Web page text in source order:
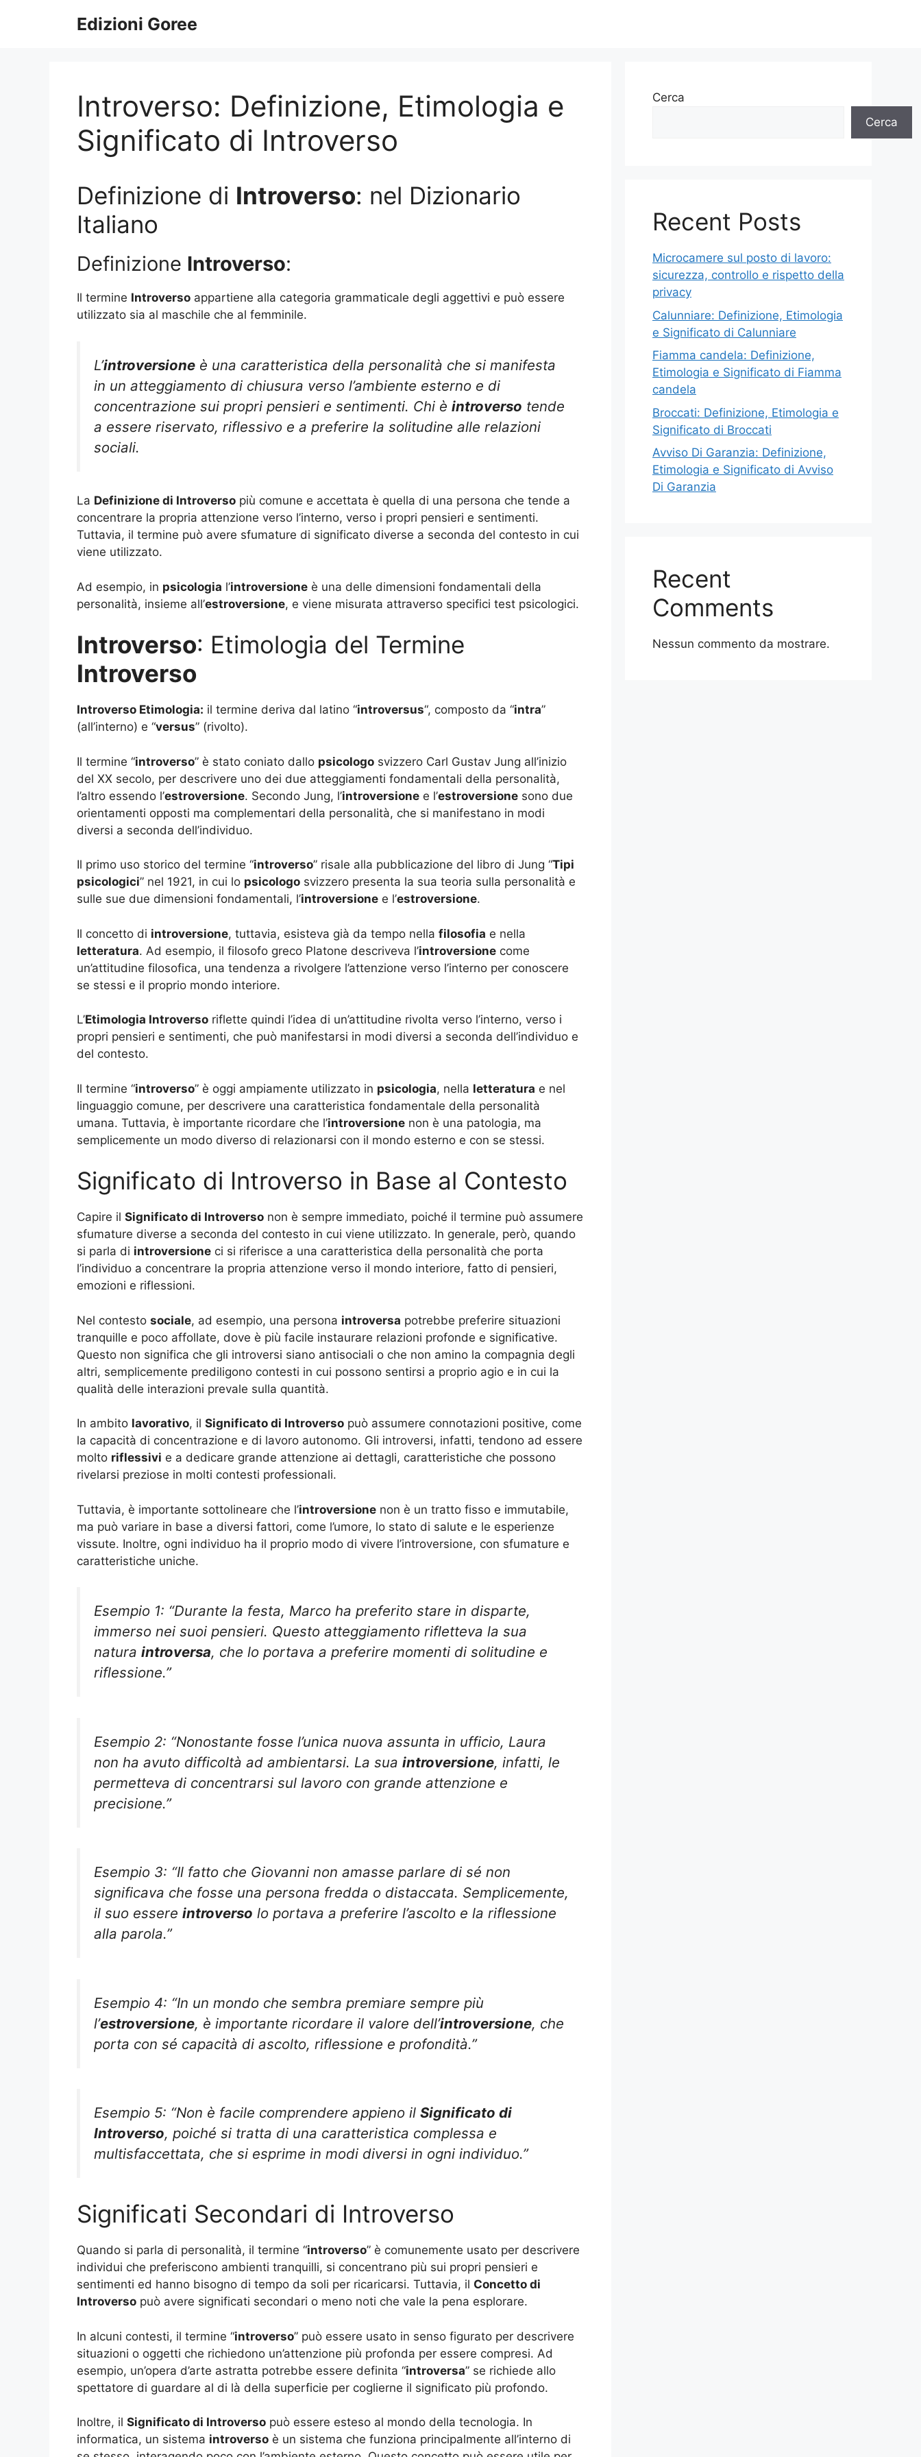
Edizioni Goree
Introverso: Definizione, Etimologia e
Significato di Introverso
Definizione di Introverso: nel Dizionario
Italiano
Definizione Introverso:
Il termine Introverso appartiene alla categoria grammaticale degli aggettivi e può essere
utilizzato sia al maschile che al femminile.
L’introversione è una caratteristica della personalità che si manifesta
in un atteggiamento di chiusura verso l’ambiente esterno e di
concentrazione sui propri pensieri e sentimenti. Chi è introverso tende
a essere riservato, riflessivo e a preferire la solitudine alle relazioni
sociali.
La Definizione di Introverso più comune e accettata è quella di una persona che tende a
concentrare la propria attenzione verso l’interno, verso i propri pensieri e sentimenti.
Tuttavia, il termine può avere sfumature di significato diverse a seconda del contesto in cui
viene utilizzato.
Ad esempio, in psicologia l’introversione è una delle dimensioni fondamentali della
personalità, insieme all’estroversione, e viene misurata attraverso specifici test psicologici.
Introverso: Etimologia del Termine
Introverso
Introverso Etimologia: il termine deriva dal latino “introversus“, composto da “intra”
(all’interno) e “versus” (rivolto).
Il termine “introverso” è stato coniato dallo psicologo svizzero Carl Gustav Jung all’inizio
del XX secolo, per descrivere uno dei due atteggiamenti fondamentali della personalità,
l’altro essendo l’estroversione. Secondo Jung, l’introversione e l’estroversione sono due
orientamenti opposti ma complementari della personalità, che si manifestano in modi
diversi a seconda dell’individuo.
Il primo uso storico del termine “introverso” risale alla pubblicazione del libro di Jung “Tipi
psicologici” nel 1921, in cui lo psicologo svizzero presenta la sua teoria sulla personalità e
sulle sue due dimensioni fondamentali, l’introversione e l’estroversione.
Il concetto di introversione, tuttavia, esisteva già da tempo nella filosofia e nella
letteratura. Ad esempio, il filosofo greco Platone descriveva l’introversione come
un’attitudine filosofica, una tendenza a rivolgere l’attenzione verso l’interno per conoscere
se stessi e il proprio mondo interiore.
L’Etimologia Introverso riflette quindi l’idea di un’attitudine rivolta verso l’interno, verso i
propri pensieri e sentimenti, che può manifestarsi in modi diversi a seconda dell’individuo e
del contesto.
Il termine “introverso” è oggi ampiamente utilizzato in psicologia, nella letteratura e nel
linguaggio comune, per descrivere una caratteristica fondamentale della personalità
umana. Tuttavia, è importante ricordare che l’introversione non è una patologia, ma
semplicemente un modo diverso di relazionarsi con il mondo esterno e con se stessi.
Significato di Introverso in Base al Contesto
Capire il Significato di Introverso non è sempre immediato, poiché il termine può assumere
sfumature diverse a seconda del contesto in cui viene utilizzato. In generale, però, quando
si parla di introversione ci si riferisce a una caratteristica della personalità che porta
l’individuo a concentrare la propria attenzione verso il mondo interiore, fatto di pensieri,
emozioni e riflessioni.
Nel contesto sociale, ad esempio, una persona introversa potrebbe preferire situazioni
tranquille e poco affollate, dove è più facile instaurare relazioni profonde e significative.
Questo non significa che gli introversi siano antisociali o che non amino la compagnia degli
altri, semplicemente prediligono contesti in cui possono sentirsi a proprio agio e in cui la
qualità delle interazioni prevale sulla quantità.
In ambito lavorativo, il Significato di Introverso può assumere connotazioni positive, come
la capacità di concentrazione e di lavoro autonomo. Gli introversi, infatti, tendono ad essere
molto riflessivi e a dedicare grande attenzione ai dettagli, caratteristiche che possono
rivelarsi preziose in molti contesti professionali.
Tuttavia, è importante sottolineare che l’introversione non è un tratto fisso e immutabile,
ma può variare in base a diversi fattori, come l’umore, lo stato di salute e le esperienze
vissute. Inoltre, ogni individuo ha il proprio modo di vivere l’introversione, con sfumature e
caratteristiche uniche.
Esempio 1: “Durante la festa, Marco ha preferito stare in disparte,
immerso nei suoi pensieri. Questo atteggiamento rifletteva la sua
natura introversa, che lo portava a preferire momenti di solitudine e
riflessione.”
Esempio 2: “Nonostante fosse l’unica nuova assunta in ufficio, Laura
non ha avuto difficoltà ad ambientarsi. La sua introversione, infatti, le
permetteva di concentrarsi sul lavoro con grande attenzione e
precisione.”
Esempio 3: “Il fatto che Giovanni non amasse parlare di sé non
significava che fosse una persona fredda o distaccata. Semplicemente,
il suo essere introverso lo portava a preferire l’ascolto e la riflessione
alla parola.”
Esempio 4: “In un mondo che sembra premiare sempre più
l’estroversione, è importante ricordare il valore dell’introversione, che
porta con sé capacità di ascolto, riflessione e profondità.”
Esempio 5: “Non è facile comprendere appieno il Significato di
Introverso, poiché si tratta di una caratteristica complessa e
multisfaccettata, che si esprime in modi diversi in ogni individuo.”
Significati Secondari di Introverso
Quando si parla di personalità, il termine “introverso” è comunemente usato per descrivere
individui che preferiscono ambienti tranquilli, si concentrano più sui propri pensieri e
sentimenti ed hanno bisogno di tempo da soli per ricaricarsi. Tuttavia, il Concetto di
Introverso può avere significati secondari o meno noti che vale la pena esplorare.
In alcuni contesti, il termine “introverso” può essere usato in senso figurato per descrivere
situazioni o oggetti che richiedono un’attenzione più profonda per essere compresi. Ad
esempio, un’opera d’arte astratta potrebbe essere definita “introversa” se richiede allo
spettatore di guardare al di là della superficie per coglierne il significato più profondo.
Inoltre, il Significato di Introverso può essere esteso al mondo della tecnologia. In
informatica, un sistema introverso è un sistema che funziona principalmente all’interno di
Cerca
Cerca
Recent Posts
Microcamere sul posto di lavoro:
sicurezza, controllo e rispetto della
privacy
Calunniare: Definizione, Etimologia
e Significato di Calunniare
Fiamma candela: Definizione,
Etimologia e Significato di Fiamma
candela
Broccati: Definizione, Etimologia e
Significato di Broccati
Avviso Di Garanzia: Definizione,
Etimologia e Significato di Avviso
Di Garanzia
Recent
Comments
Nessun commento da mostrare.